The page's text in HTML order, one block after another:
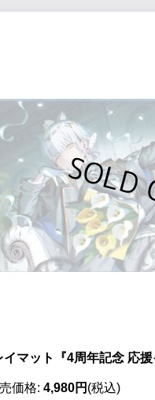
イマット『4周年記念 応
価格: 4,980円 (税込)